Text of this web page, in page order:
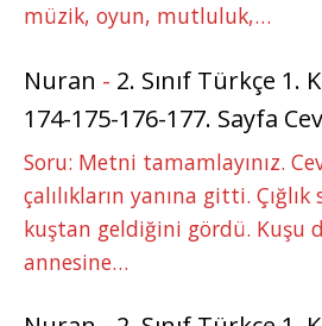
müzik, oyun, mutluluk,…
Nuran - 2. Sınıf Türkçe 1.
174-175-176-177. Sayfa
Soru: Metni tamamlayınız.
çalılıkların yanına gitti.
kuştan geldiğini gördü. Kuşu
annesine…